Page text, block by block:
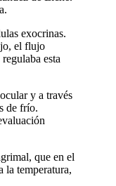
exocrinas.
el flujo
esta
y a través
de frí­o.
que en el
la temperatura,